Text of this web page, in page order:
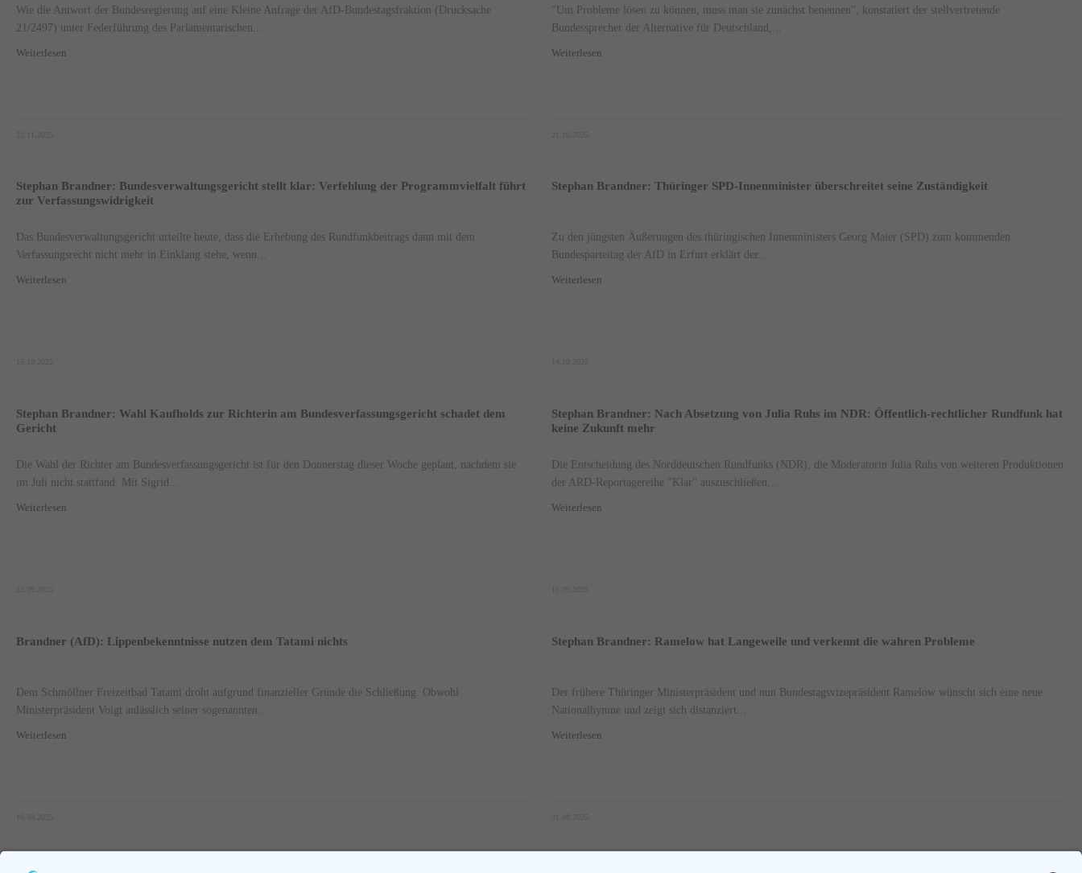
Wie die Antwort der Bundesregierung auf eine Kleine Anfrage der AfD-Bundestagsfraktion (Drucksache
21/2497) unter Federführung des Parlamentarischen...
Weiterlesen
"Um Probleme lösen zu können, muss man sie zunächst benennen", konstatiert der stellvertretende
Bundessprecher der Alternative für Deutschland,...
Weiterlesen
Stephan Brandner: Bundesverwaltungsgericht stellt klar: Verfehlung der Programmvielfalt führt
zur Verfassungswidrigkeit
Das Bundesverwaltungsgericht urteilte heute, dass die Erhebung des Rundfunkbeitrags dann mit dem
Verfassungsrecht nicht mehr in Einklang stehe, wenn...
Weiterlesen
Stephan Brandner: Thüringer SPD-Innenminister überschreitet seine Zuständigkeit
Zu den jüngsten Äußerungen des thüringischen Innenministers Georg Maier (SPD) zum kommenden
Bundesparteitag der AfD in Erfurt erklärt der...
Weiterlesen
Stephan Brandner: Wahl Kaufholds zur Richterin am Bundesverfassungsgericht schadet dem
Gericht
Die Wahl der Richter am Bundesverfassungsgericht ist für den Donnerstag dieser Woche geplant, nachdem sie
im Juli nicht stattfand. Mit Sigrid...
Weiterlesen
Stephan Brandner: Nach Absetzung von Julia Ruhs im NDR: Öffentlich-rechtlicher Rundfunk hat
keine Zukunft mehr
Die Entscheidung des Norddeutschen Rundfunks (NDR), die Moderatorin Julia Ruhs von weiteren Produktionen
der ARD-Reportagereihe "Klar" auszuschließen,...
Weiterlesen
Brandner (AfD): Lippenbekenntnisse nutzen dem Tatami nichts
Dem Schmöllner Freizeitbad Tatami droht aufgrund finanzieller Gründe die Schließung. Obwohl
Ministerpräsident Voigt anlässlich seiner sogenannten...
Weiterlesen
Stephan Brandner: Ramelow hat Langeweile und verkennt die wahren Probleme
Der frühere Thüringer Ministerpräsident und nun Bundestagsvizepräsident Ramelow wünscht sich eine neue
Nationalhymne und zeigt sich distanziert...
Weiterlesen